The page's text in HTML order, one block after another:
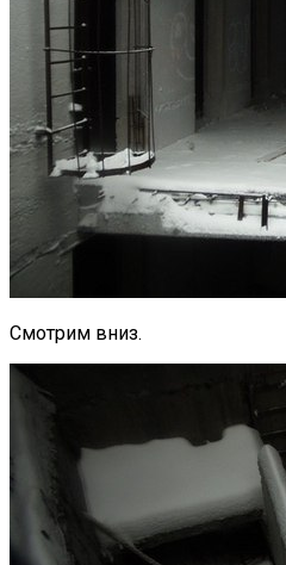
Смотрим вниз.